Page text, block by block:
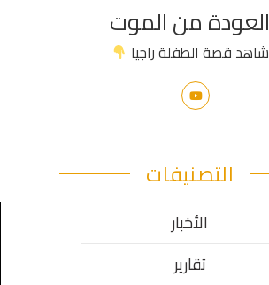
العودة من الموت
شاهد قصة الطفلة راجيا
التصنيفات
الأخبار
تقارير